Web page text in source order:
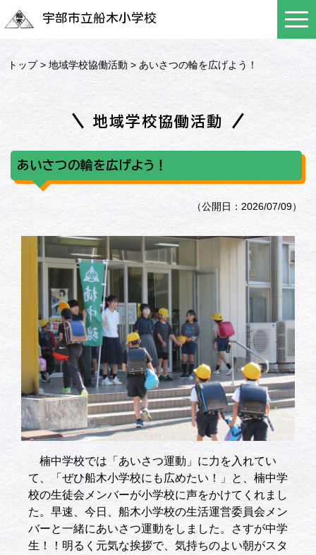
宇部市立船木小学校
トップ>地域学校協働活動 > あいさつの輪を広げよう！
地域学校協働活動
あいさつの輪を広げよう！
（公開日：2026/07/09）
楠中学校では「あいさつ運動」に力を入れてい
て、「ぜひ船木小学校にも広めたい！」と、楠中学
校の生徒会メンバーが小学校に声をかけてくれまし
た。早速、今日、船木小学校の生活運営委員会メン
バーと一緒にあいさつ運動をしました。さすが中学
生！！明るく元気な挨拶で、気持ちのよい朝がスタ